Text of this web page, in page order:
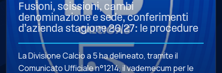
Fusioni, scissioni, cambi
denominazione e sede, conferimenti
d’azienda stagione 26/27: le procedure
La Divisione Calcio a 5 ha delineato, tramite il
Comunicato Ufficiale n°1214, il vademecum per le